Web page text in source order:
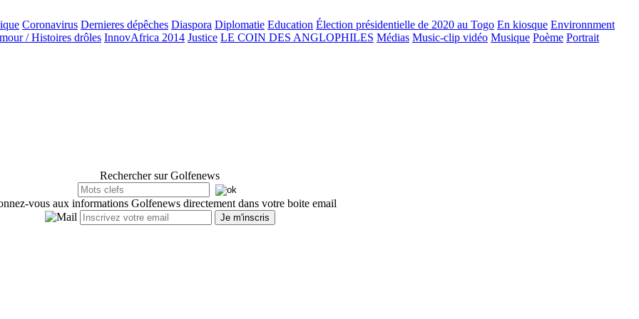
Coronavirus Dernieres dépêches Diaspora Diplomatie Education Élection présidentielle de 2020 au Togo En kiosque Environnment
/ Histoires drôles InnovAfrica 2014 Justice LE COIN DES ANGLOPHILES Médias Music-clip vidéo Musique Poème Portrait
Rechercher sur Golfenews
vous aux informations Golfenews directement dans votre boite email